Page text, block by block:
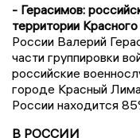
- Герасимов:
территории
России Валерий
части группировки
российские
городе Красный
России находится
В РОССИИ